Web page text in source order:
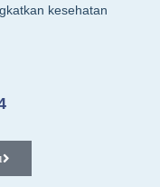
kesehatan